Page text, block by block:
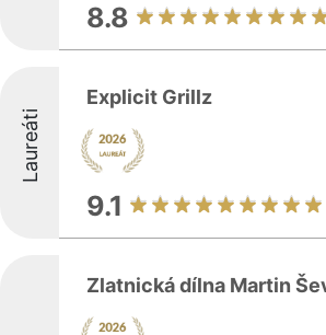
8.8
Laureáti
Explicit Grillz
9.1
Zlatnická dílna Martin